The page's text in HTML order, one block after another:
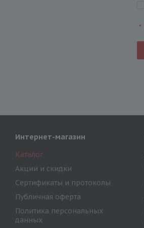
*
Интернет-магазин
Каталог
Акции и скидки
Сертификаты и протоколы
Публичная оферта
Политика персональных
данных